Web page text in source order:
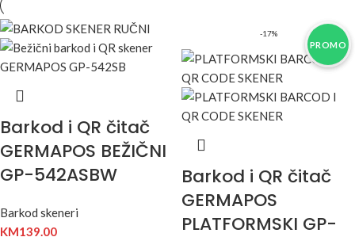
Barkod i QR čitač
GERMAPOS BEŽIČNI
GP-542ASBW
Barkod skeneri
KM139.00
-17%
Barkod i QR čitač
GERMAPOS
PLATFORMSKI GP-
PROMO
PROMO
PROMO